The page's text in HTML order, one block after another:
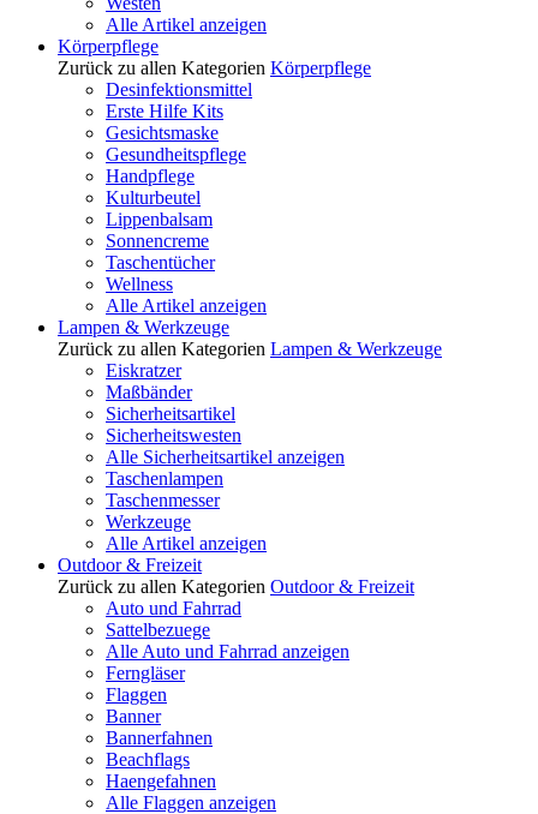
Alle Artikel anzeigen
Körperpflege
Zurück zu allen Kategorien Körperpflege
Desinfektionsmittel
Erste Hilfe Kits
Gesichtsmaske
Gesundheitspflege
Handpflege
Kulturbeutel
Lippenbalsam
Sonnencreme
Taschentücher
Wellness
Alle Artikel anzeigen
Lampen & Werkzeuge
Zurück zu allen Kategorien Lampen & Werkzeuge
Eiskratzer
Maßbänder
Sicherheitsartikel
Sicherheitswesten
Alle Sicherheitsartikel anzeigen
Taschenlampen
Taschenmesser
Werkzeuge
Alle Artikel anzeigen
Outdoor & Freizeit
Zurück zu allen Kategorien Outdoor & Freizeit
Auto und Fahrrad
Sattelbezuege
Alle Auto und Fahrrad anzeigen
Ferngläser
Flaggen
Banner
Bannerfahnen
Beachflags
Haengefahnen
Alle Flaggen anzeigen